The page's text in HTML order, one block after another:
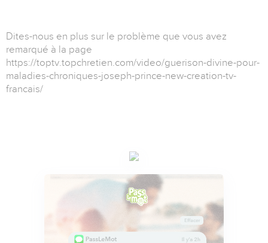
Dites-nous en plus sur le problème que vous avez
remarqué à la page
https://toptv.topchretien.com/video/guerison-divine-pour-
maladies-chroniques-joseph-prince-new-creation-tv-
francais/